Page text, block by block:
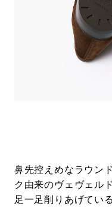
鼻先控えめなラウン
ク由来のヴェヴェル
足一足削りあげてい